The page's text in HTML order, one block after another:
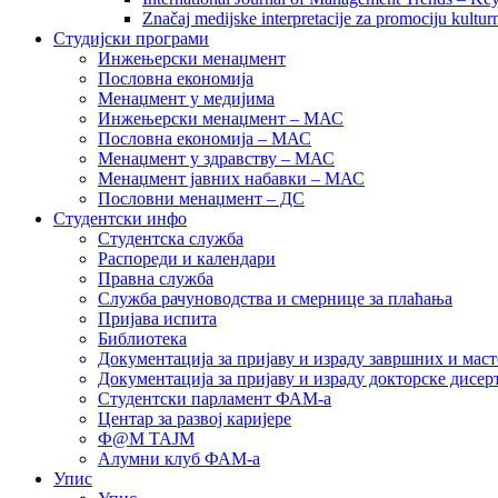
Značaj medijske interpretacije za promociju
Студијски програми
Инжењерски менаџмент
Пословна економија
Менаџмент у медијима
Инжењерски менаџмент – МАС
Пословна економија – МАС
Менаџмент у здравству – МАС
Менаџмент јавних набавки – МАС
Пословни менаџмент – ДС
Студентски инфо
Студентска служба
Распореди и календари
Правна служба
Служба рачуноводства и смернице за плаћања
Пријава испита
Библиотека
Документација за пријаву и израду завршних и
Документација за пријаву и израду докторске
Студентски парламент ФАМ-а
Центар за развој каријере
Ф@М ТАЈМ
Алумни клуб ФАМ-а
Упис